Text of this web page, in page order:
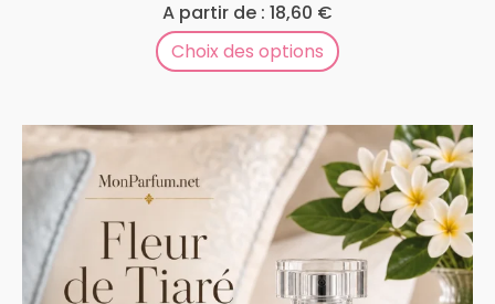
A partir de : 18,60 €
Choix des options